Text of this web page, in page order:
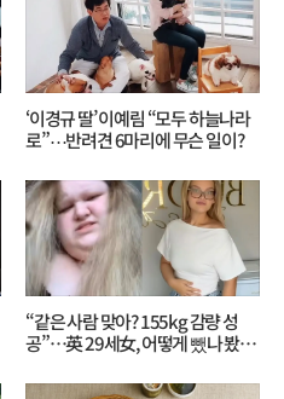
‘이경규 딸’ 이예림 “모두 하늘나라
로”⋯반려견 6마리에 무슨 일이?
“같은 사람 맞아? 155kg 감량 성
공”…英 29세女, 어떻게 뺐나 봤더